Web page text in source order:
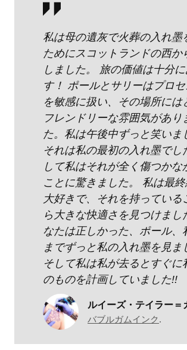
私は母の遺灰で火葬の入れ墨
ためにスコットランドの西か
しました。 旅の価値は十分
す！ ポールとサリーはプロ
を敏感に扱い、その場所には
フレンドリーな雰囲気があり
た。私は午後中ずっと笑いま
それは私の最初の入れ墨でし
して私はそれが全く傷つかな
ことに驚きました。 私は最
大好きで、それを持っている
ら大きな快適さを見つけまし
なたは正しかった、ポール、
までずっと私の入れ墨を見ま
そして私は私が去るとすぐに
のものを計画していました!!
ルイーズ・テイラー＝
バブルガムインク .